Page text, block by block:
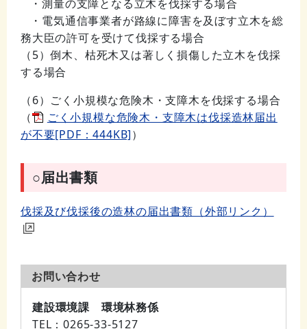
・測量の支障となる立木を伐採する場合
・電気通信事業者が路線に障害を及ぼす立木を総
務大臣の許可を受けて伐採する場合
（5）倒木、枯死木又は著しく損傷した立木を伐採
する場合
（6）ごく小規模な危険木・支障木を伐採する場合
（
ごく小規模な危険木・支障木は伐採造林届出
が不要[PDF：444KB]）
○届出書類
伐採及び伐採後の造林の届出書類（外部リンク）
お問い合わせ
建設環境課 環境林務係
TEL ：0265-33-5127